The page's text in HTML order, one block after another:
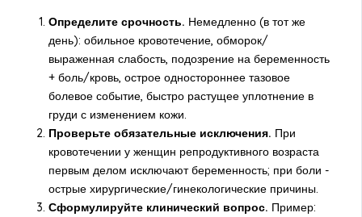
Определите срочность. Немедленно (в тот же
день): обильное кровотечение, обморок/
выраженная слабость, подозрение на беременность
+ боль/кровь, острое одностороннее тазовое
болевое событие, быстро растущее уплотнение в
груди с изменением кожи.
Проверьте обязательные исключения. При
кровотечении у женщин репродуктивного возраста
первым делом исключают беременность; при боли -
острые хирургические/гинекологические причины.
Сформулируйте клинический вопрос. Пример: